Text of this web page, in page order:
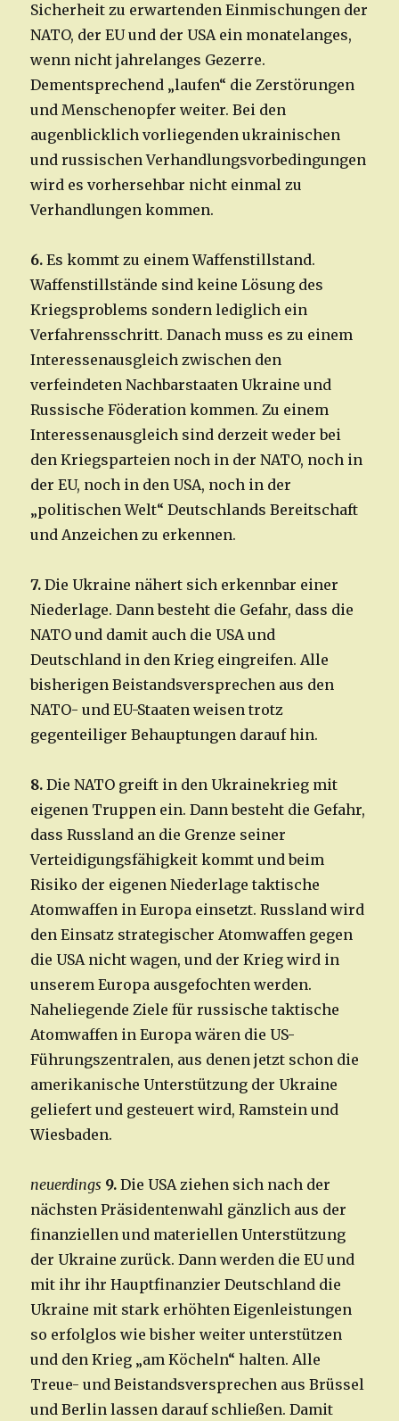
Sicherheit zu erwartenden Einmischungen der
NATO, der EU und der USA ein monatelanges,
wenn nicht jahrelanges Gezerre.
Dementsprechend „laufen“ die Zerstörungen
und Menschenopfer weiter. Bei den
augenblicklich vorliegenden ukrainischen
und russischen Verhandlungsvorbedingungen
wird es vorhersehbar nicht einmal zu
Verhandlungen kommen.
6. Es kommt zu einem Waffenstillstand.
Waffenstillstände sind keine Lösung des
Kriegsproblems sondern lediglich ein
Verfahrensschritt. Danach muss es zu einem
Interessenausgleich zwischen den
verfeindeten Nachbarstaaten Ukraine und
Russische Föderation kommen. Zu einem
Interessenausgleich sind derzeit weder bei
den Kriegsparteien noch in der NATO, noch in
der EU, noch in den USA, noch in der
„politischen Welt“ Deutschlands Bereitschaft
und Anzeichen zu erkennen.
7. Die Ukraine nähert sich erkennbar einer
Niederlage. Dann besteht die Gefahr, dass die
NATO und damit auch die USA und
Deutschland in den Krieg eingreifen. Alle
bisherigen Beistandsversprechen aus den
NATO- und EU-Staaten weisen trotz
gegenteiliger Behauptungen darauf hin.
8. Die NATO greift in den Ukrainekrieg mit
eigenen Truppen ein. Dann besteht die Gefahr,
dass Russland an die Grenze seiner
Verteidigungsfähigkeit kommt und beim
Risiko der eigenen Niederlage taktische
Atomwaffen in Europa einsetzt. Russland wird
den Einsatz strategischer Atomwaffen gegen
die USA nicht wagen, und der Krieg wird in
unserem Europa ausgefochten werden.
Naheliegende Ziele für russische taktische
Atomwaffen in Europa wären die US-
Führungszentralen, aus denen jetzt schon die
amerikanische Unterstützung der Ukraine
geliefert und gesteuert wird, Ramstein und
Wiesbaden.
neuerdings 9. Die USA ziehen sich nach der
nächsten Präsidentenwahl gänzlich aus der
finanziellen und materiellen Unterstützung
der Ukraine zurück. Dann werden die EU und
mit ihr ihr Hauptfinanzier Deutschland die
Ukraine mit stark erhöhten Eigenleistungen
so erfolglos wie bisher weiter unterstützen
und den Krieg „am Köcheln“ halten. Alle
Treue- und Beistandsversprechen aus Brüssel
und Berlin lassen darauf schließen. Damit